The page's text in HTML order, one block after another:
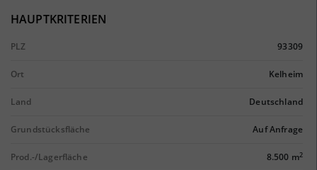
HAUPTKRITERIEN
PLZ 93309
Ort Kelheim
Land Deutschland
Grundstücksfläche Auf Anfrage
Prod.-/Lagerfläche 8.500 m2